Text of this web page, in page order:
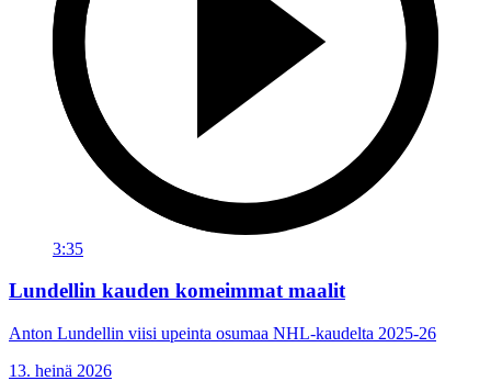
3:35
Lundellin kauden komeimmat maalit
Anton Lundellin viisi upeinta osumaa NHL-kaudelta 2025-26
13. heinä 2026